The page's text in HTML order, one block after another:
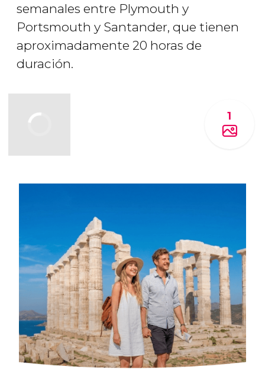
semanales entre Plymouth y
Portsmouth y Santander, que tienen
aproximadamente 20 horas de
duración.
1